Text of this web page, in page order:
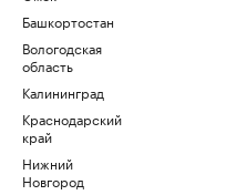
Башкортостан
Вологодская
область
Калининград
Краснодарский
край
Нижний
Новгород